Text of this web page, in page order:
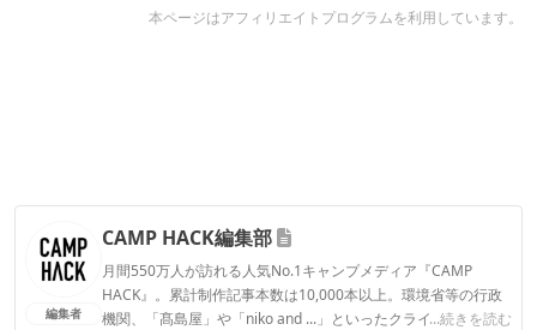
本ページはアフィリエイトプログラムを利用しています。
編集者
CAMP HACK編集部
月間550万人が訪れる人気No.1キャンプメディア『CAMP
HACK』。累計制作記事本数は10,000本以上。環境省等の行政
機関、「髙島屋」や「niko and ...」といったクライアントとの
...続きを読む